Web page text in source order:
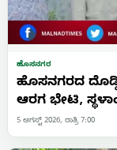
ಹೊಸನಗರ
ಹೊಸನಗರದ
ಆರಗ ಭೇಟಿ,
5 ಆಗಸ್ಟ್ 2026, ರಾತ್ರಿ 7:00